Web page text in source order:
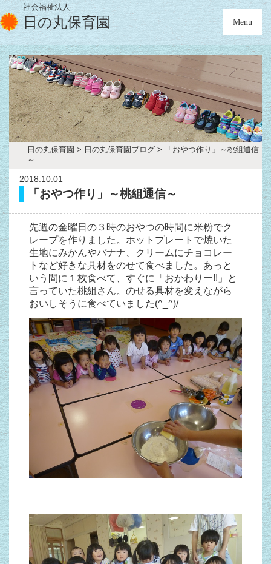
社会福祉法人
日の丸保育園 Menu
日の丸保育園 > 日の丸保育園ブログ >
「おやつ作り」～桃組通信
～
2018.10.01
「おやつ作り」～桃組通信～
先週の金曜日の３時のおやつの時間に米粉でク
レープを作りました。ホットプレートで焼いた
生地にみかんやバナナ、クリームにチョコレー
トなど好きな具材をのせて食べました。あっと
いう間に１枚食べて、すぐに「おかわりー!!」と
言っていた桃組さん。のせる具材を変えながら
おいしそうに食べていました(^_^)/